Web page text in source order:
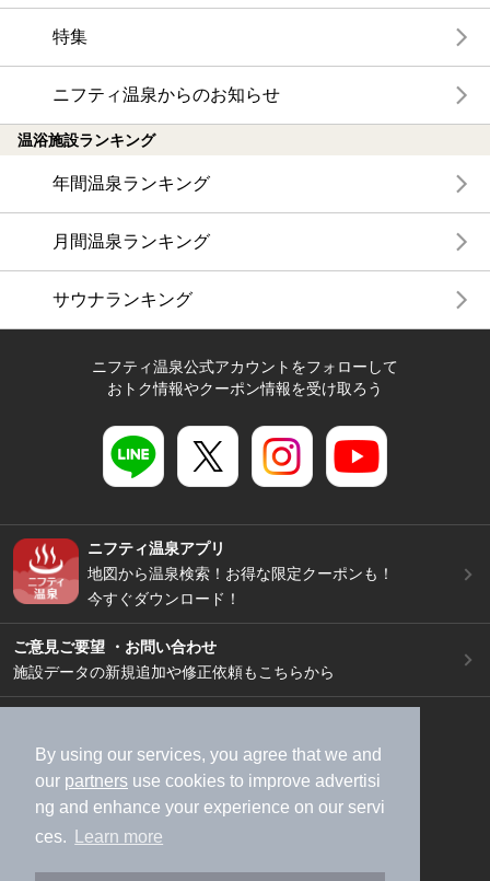
By using our services, you agree that we and
our partners use cookies to improve advertisi
ng and enhance your experience on our servi
ces.
Learn more
特集
ニフティ温泉からのお知らせ
温浴施設ランキング
年間温泉ランキング
月間温泉ランキング
サウナランキング
ニフティ温泉公式アカウントをフォローして
おトク情報やクーポン情報を受け取ろう
ニフティ温泉アプリ
地図から温泉検索！お得な限定クーポンも！
今すぐダウンロード！
ご意見ご要望 ・お問い合わせ
施設データの新規追加や修正依頼もこちらから
加盟店募集（資料請求）
広告出稿のご案内
利用規約
ライフスタイルMEMBERS+規約
特定商取引法に基づく表記
ヘルプ
採用情報
運営会社